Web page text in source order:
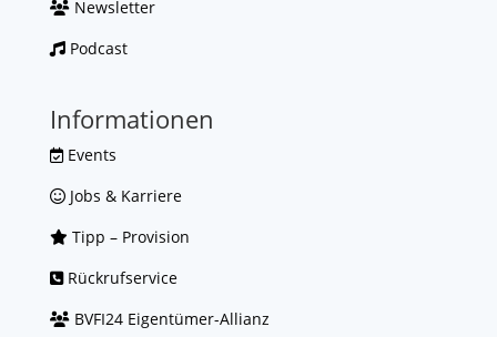
Newsletter
Podcast
Informationen
Events
Jobs & Karriere
Tipp – Provision
Rückrufservice
BVFI24 Eigentümer-Allianz